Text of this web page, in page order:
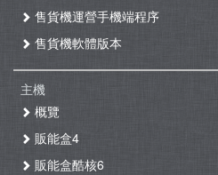
售貨機運營手機端程序
售貨機軟體版本
主機
概覽
販能盒4
販能盒酷核6